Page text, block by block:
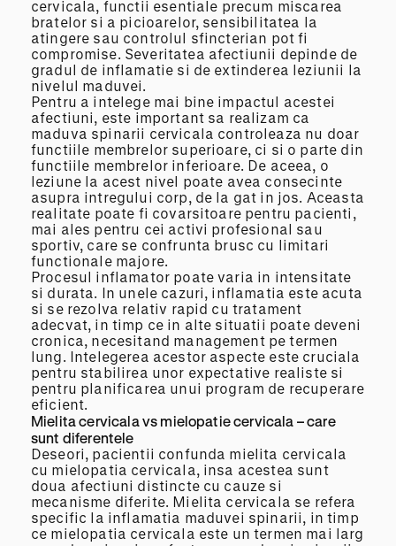
cervicala, functii esentiale precum miscarea
bratelor si a picioarelor, sensibilitatea la
atingere sau controlul sfincterian pot fi
compromise. Severitatea afectiunii depinde de
gradul de inflamatie si de extinderea leziunii la
nivelul maduvei.
Pentru a intelege mai bine impactul acestei
afectiuni, este important sa realizam ca
maduva spinarii cervicala controleaza nu doar
functiile membrelor superioare, ci si o parte din
functiile membrelor inferioare. De aceea, o
leziune la acest nivel poate avea consecinte
asupra intregului corp, de la gat in jos. Aceasta
realitate poate fi covarsitoare pentru pacienti,
mai ales pentru cei activi profesional sau
sportiv, care se confrunta brusc cu limitari
functionale majore.
Procesul inflamator poate varia in intensitate
si durata. In unele cazuri, inflamatia este acuta
si se rezolva relativ rapid cu tratament
adecvat, in timp ce in alte situatii poate deveni
cronica, necesitand management pe termen
lung. Intelegerea acestor aspecte este cruciala
pentru stabilirea unor expectative realiste si
pentru planificarea unui program de recuperare
eficient.
Mielita cervicala vs mielopatie cervicala – care
sunt diferentele
Deseori, pacientii confunda mielita cervicala
cu mielopatia cervicala, insa acestea sunt
doua afectiuni distincte cu cauze si
mecanisme diferite. Mielita cervicala se refera
specific la inflamatia maduvei spinarii, in timp
ce mielopatia cervicala este un termen mai larg